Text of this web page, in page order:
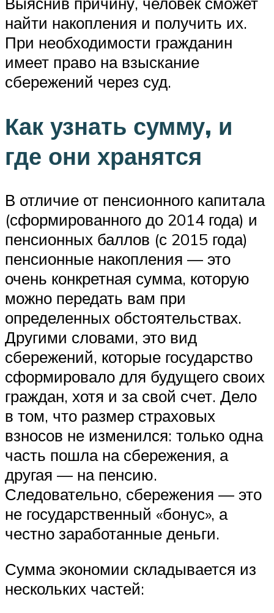
найти накопления и получить их.
При необходимости гражданин
имеет право на взыскание
сбережений через суд.
Как узнать сумму, и
где они хранятся
В отличие от пенсионного капитала
(сформированного до 2014 года) и
пенсионных баллов (с 2015 года)
пенсионные накопления — это
очень конкретная сумма, которую
можно передать вам при
определенных обстоятельствах.
Другими словами, это вид
сбережений, которые государство
сформировало для будущего своих
граждан, хотя и за свой счет. Дело
в том, что размер страховых
взносов не изменился: только одна
часть пошла на сбережения, а
другая — на пенсию.
Следовательно, сбережения — это
не государственный «бонус», а
честно заработанные деньги.
Сумма экономии складывается из
нескольких частей: